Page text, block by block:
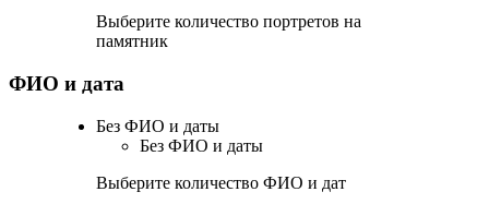
Выберите количество портретов на
памятник
ФИО и дата
Без ФИО и даты
Без ФИО и даты
Выберите количество ФИО и дат